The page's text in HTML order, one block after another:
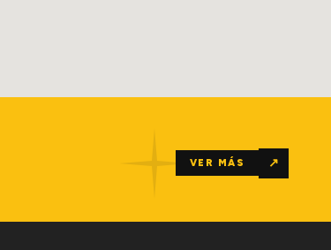
VER MÁS ↗